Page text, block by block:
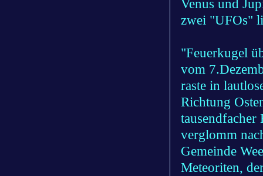
Venus und
zwei "UFOs"
"Feuerkugel
vom
raste in
Richtung
verglomm
Gemeinde
Meteoriten,